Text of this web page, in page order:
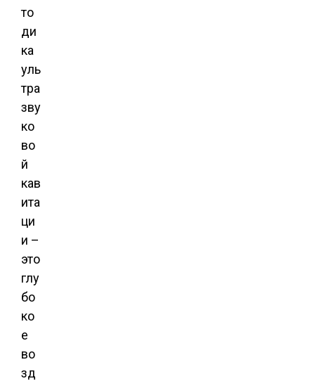
то
ди
ка
уль
тра
зву
ко
во
й
кав
ита
ци
и –
это
глу
бо
ко
е
во
зд